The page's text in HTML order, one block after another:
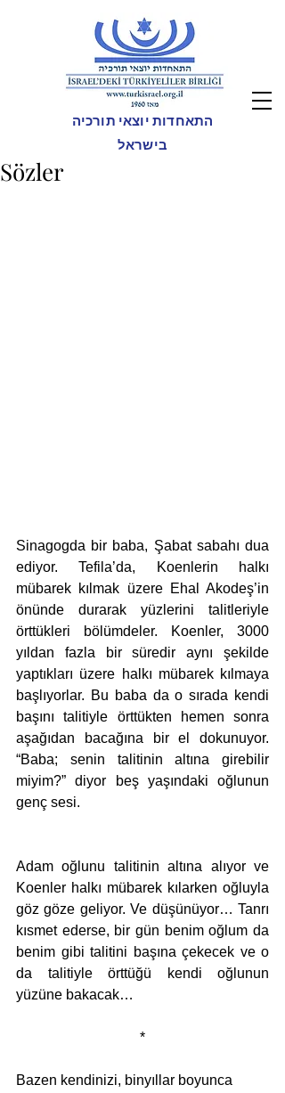
התאחדות יוצאי תורכיה
בישראל
Sözler
Sinagogda bir baba, Şabat sabahı dua
ediyor. Tefila’da, Koenlerin halkı
mübarek kılmak üzere Ehal Akodeş’in
önünde durarak yüzlerini talitleriyle
örttükleri bölümdeler. Koenler, 3000
yıldan fazla bir süredir aynı şekilde
yaptıkları üzere halkı mübarek kılmaya
başlıyorlar. Bu baba da o sırada kendi
başını talitiyle örttükten hemen sonra
aşağıdan bacağına bir el dokunuyor.
“Baba; senin talitinin altına girebilir
miyim?” diyor beş yaşındaki oğlunun
genç sesi.
Adam oğlunu talitinin altına alıyor ve
Koenler halkı mübarek kılarken oğluyla
göz göze geliyor. Ve düşünüyor… Tanrı
kısmet ederse, bir gün benim oğlum da
benim gibi talitini başına çekecek ve o
da talitiyle örttüğü kendi oğlunun
yüzüne bakacak…
*
Bazen kendinizi, binyıllar boyunca